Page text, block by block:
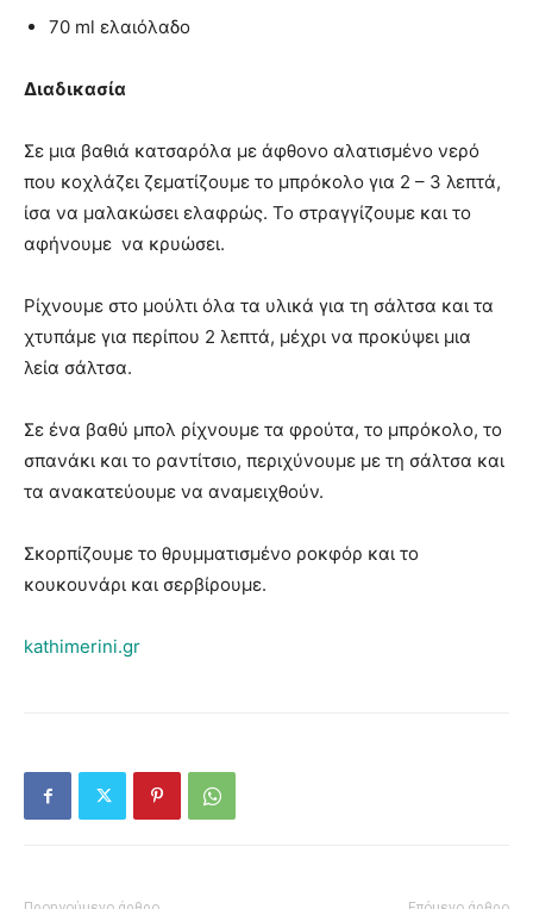
70 ml ελαιόλαδο
Διαδικασία
Σε μια βαθιά κατσαρόλα με άφθονο αλατισμένο νερό
που κοχλάζει ζεματίζουμε το μπρόκολο για 2 – 3 λεπτά,
ίσα να μαλακώσει ελαφρώς. Το στραγγίζουμε και το
αφήνουμε να κρυώσει.
Ρίχνουμε στο μούλτι όλα τα υλικά για τη σάλτσα και τα
χτυπάμε για περίπου 2 λεπτά, μέχρι να προκύψει μια
λεία σάλτσα.
Σε ένα βαθύ μπολ ρίχνουμε τα φρούτα, το μπρόκολο, το
σπανάκι και το ραντίτσιο, περιχύνουμε με τη σάλτσα και
τα ανακατεύουμε να αναμειχθούν.
Σκορπίζουμε το θρυμματισμένο ροκφόρ και το
κουκουνάρι και σερβίρουμε.
kathimerini.gr